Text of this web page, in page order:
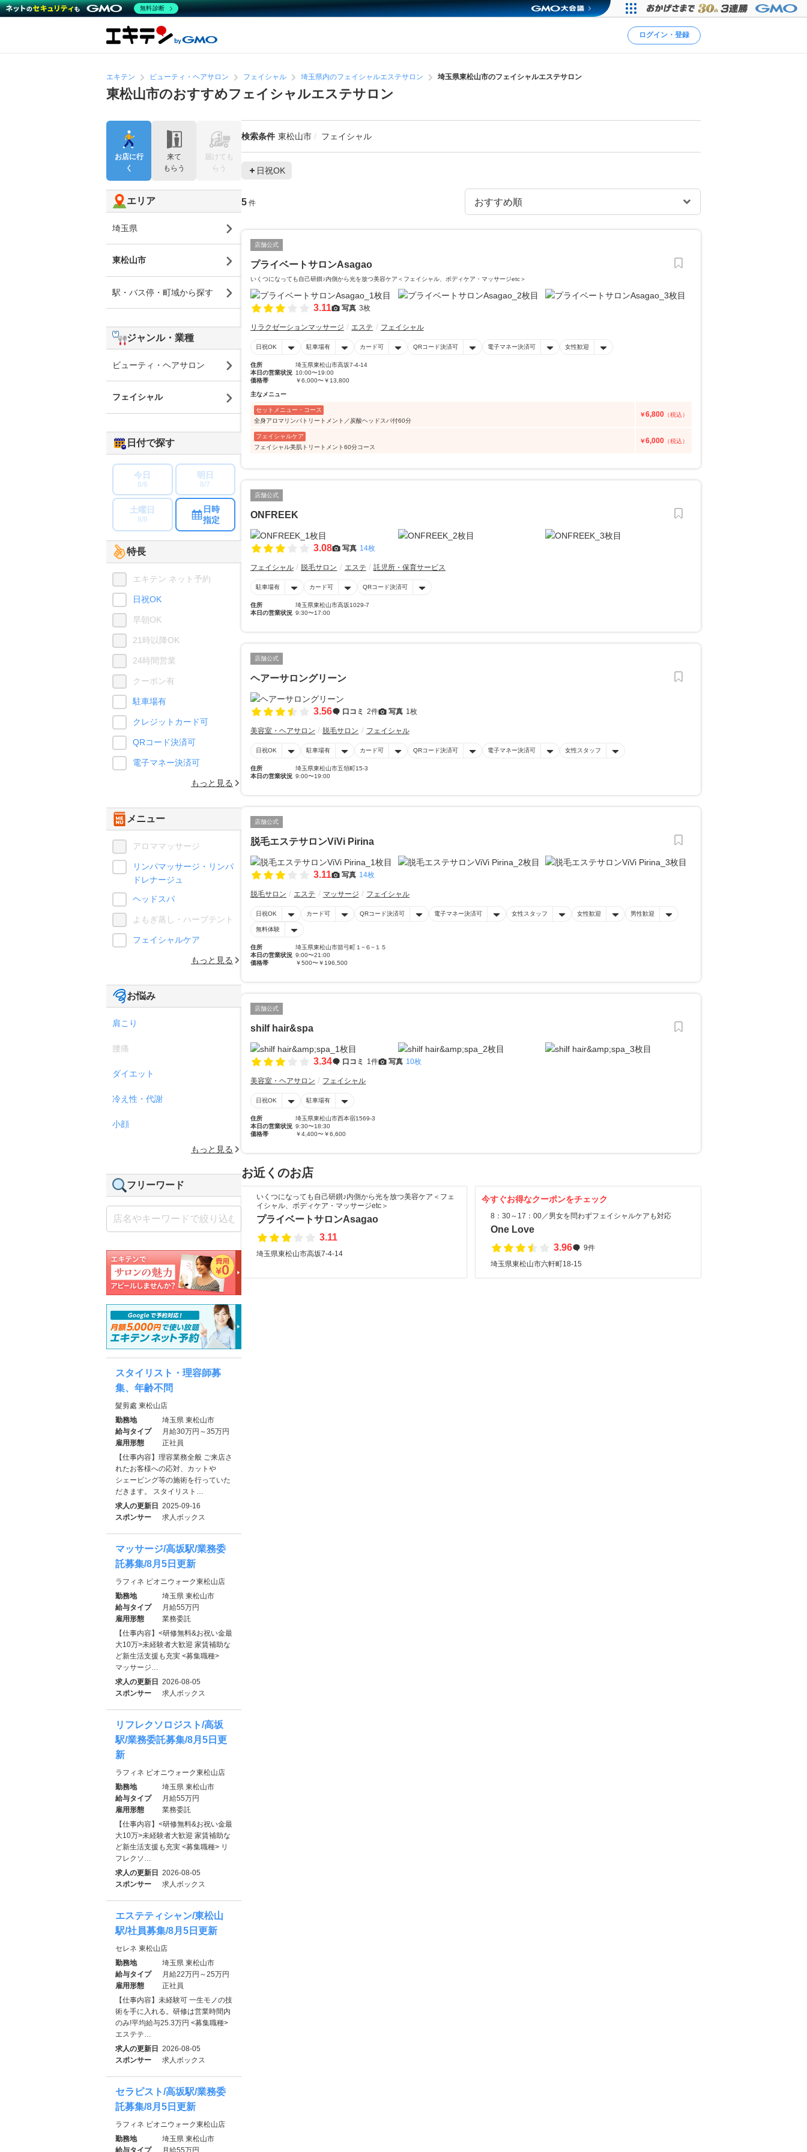
ログイン・登録
エキテン ビューティ・ヘアサロン フェイシャル 埼玉県内のフェイシャルエステサロン 埼玉県東松山市のフェイシャルエステサロン
東松山市のおすすめフェイシャルエステサロン
検索条件 東松山市 フェイシャル
日祝OK
5 件
店舗公式
プライベートサロンAsagao
いくつになっても自己研鑚♪内側から光を放つ美容ケア＜フェイシャル、ボディケア・マッサージetc＞
3.11 写真 3枚
リラクゼーションマッサージ エステ フェイシャル
日祝OK 駐車場有 カード可 QRコード決済可 電子マネー決済可 女性歓迎
住所
埼玉県東松山市高坂7-4-14
本日の営業状況 10:00〜19:00
価格帯
￥6,000〜￥13,800
主なメニュー
セットメニュー・コース
全身アロマリンパトリートメント／炭酸ヘッドスパ付60分
￥6,800 （税込）
フェイシャルケア
フェイシャル美肌トリートメント60分コース
￥6,000 （税込）
店舗公式
ONFREEK
3.08 写真 14枚
フェイシャル 脱毛サロン エステ 託児所・保育サービス
駐車場有 カード可 QRコード決済可
住所
埼玉県東松山市高坂1029-7
本日の営業状況 9:30〜17:00
店舗公式
ヘアーサロングリーン
3.56 口コミ 2件 写真 1枚
美容室・ヘアサロン 脱毛サロン フェイシャル
日祝OK 駐車場有 カード可 QRコード決済可 電子マネー決済可 女性スタッフ
住所
埼玉県東松山市五領町15-3
本日の営業状況 9:00〜19:00
店舗公式
脱毛エステサロンViVi Pirina
3.11 写真 14枚
脱毛サロン エステ マッサージ フェイシャル
日祝OK カード可 QRコード決済可 電子マネー決済可 女性スタッフ 女性歓迎 男性歓迎
無料体験
住所
埼玉県東松山市箭弓町１−６−１５
本日の営業状況 9:00〜21:00
価格帯
￥500〜￥196,500
店舗公式
shilf hair&spa
3.34 口コミ 1件 写真 10枚
美容室・ヘアサロン フェイシャル
日祝OK 駐車場有
住所
埼玉県東松山市西本宿1569-3
本日の営業状況 9:30〜18:30
価格帯
￥4,400〜￥6,600
お近くのお店
いくつになっても自己研鑚♪内側から光を放つ美容ケア＜フェ
イシャル、ボディケア・マッサージetc＞
プライベートサロンAsagao
3.11
埼玉県東松山市高坂7-4-14
今すぐお得なクーポンをチェック
8：30～17：00／男女を問わずフェイシャルケアも対応
One Love
3.96
9件
埼玉県東松山市六軒町18-15
お店に行
く
来て
もらう
届けても
らう
エリア
埼玉県
東松山市
駅・バス停・町域から探す
ジャンル・業種
ビューティ・ヘアサロン
フェイシャル
日付で探す
今日
8/6
明日
8/7
土曜日
8/8
日時
指定
特長
エキテン ネット予約
日祝OK
早朝OK
21時以降OK
24時間営業
クーポン有
駐車場有
クレジットカード可
QRコード決済可
電子マネー決済可
もっと見る
メニュー
アロママッサージ
リンパマッサージ・リンパ
ドレナージュ
ヘッドスパ
よもぎ蒸し・ハーブテント
フェイシャルケア
もっと見る
お悩み
肩こり
腰痛
ダイエット
冷え性・代謝
小顔
もっと見る
フリーワード
スタイリスト・理容師募
集、年齢不問
髮剪處 東松山店
勤務地
埼玉県 東松山市
給与タイプ
月給30万円～35万円
雇用形態
正社員
【仕事内容】理容業務全般 ご来店さ
れたお客様への応対、カットや
シェービング等の施術を行っていた
だきます。 スタイリスト…
求人の更新日 2025-09-16
スポンサー
求人ボックス
マッサージ/高坂駅/業務委
託募集/8月5日更新
ラフィネ ピオニウォーク東松山店
勤務地
埼玉県 東松山市
給与タイプ
月給55万円
雇用形態
業務委託
【仕事内容】<研修無料&お祝い金最
大10万>未経験者大歓迎 家賃補助な
ど新生活支援も充実 <募集職種>
マッサージ…
求人の更新日 2026-08-05
スポンサー
求人ボックス
リフレクソロジスト/高坂
駅/業務委託募集/8月5日更
新
ラフィネ ピオニウォーク東松山店
勤務地
埼玉県 東松山市
給与タイプ
月給55万円
雇用形態
業務委託
【仕事内容】<研修無料&お祝い金最
大10万>未経験者大歓迎 家賃補助な
ど新生活支援も充実 <募集職種> リ
フレクソ…
求人の更新日 2026-08-05
スポンサー
求人ボックス
エステティシャン/東松山
駅/社員募集/8月5日更新
セレネ 東松山店
勤務地
埼玉県 東松山市
給与タイプ
月給22万円～25万円
雇用形態
正社員
【仕事内容】未経験可 一生モノの技
術を手に入れる。研修は営業時間内
のみ!平均給与25.3万円 <募集職種>
エステテ…
求人の更新日 2026-08-05
スポンサー
求人ボックス
セラピスト/高坂駅/業務委
託募集/8月5日更新
ラフィネ ピオニウォーク東松山店
勤務地
埼玉県 東松山市
給与タイプ
月給55万円
無料診断